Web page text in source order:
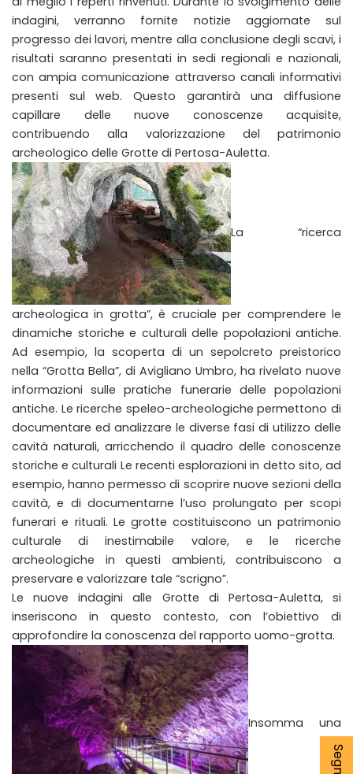
indagini, verranno fornite notizie aggiornate sul
progresso dei lavori, mentre alla conclusione degli scavi, i
risultati saranno presentati in sedi regionali e nazionali,
con ampia comunicazione attraverso canali informativi
presenti sul web. Questo garantirà una diffusione
capillare delle nuove conoscenze acquisite,
contribuendo alla valorizzazione del patrimonio
archeologico delle Grotte di Pertosa-Auletta.
La “ricerca
archeologica in grotta”, è cruciale per comprendere le
dinamiche storiche e culturali delle popolazioni antiche.
Ad esempio, la scoperta di un sepolcreto preistorico
nella “Grotta Bella”, di Avigliano Umbro, ha rivelato nuove
informazioni sulle pratiche funerarie delle popolazioni
antiche. Le ricerche speleo-archeologiche permettono di
documentare ed analizzare le diverse fasi di utilizzo delle
cavità naturali, arricchendo il quadro delle conoscenze
storiche e culturali Le recenti esplorazioni in detto sito, ad
esempio, hanno permesso di scoprire nuove sezioni della
cavità, e di documentarne l’uso prolungato per scopi
funerari e rituali. Le grotte costituiscono un patrimonio
culturale di inestimabile valore, e le ricerche
archeologiche in questi ambienti, contribuiscono a
preservare e valorizzare tale “scrigno”.
Le nuove indagini alle Grotte di Pertosa-Auletta, si
inseriscono in questo contesto, con l’obiettivo di
approfondire la conoscenza del rapporto uomo-grotta.
Insomma una